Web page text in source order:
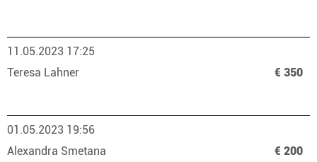
11.05.2023 17:25
Teresa Lahner
€ 350
01.05.2023 19:56
Alexandra Smetana
€ 200